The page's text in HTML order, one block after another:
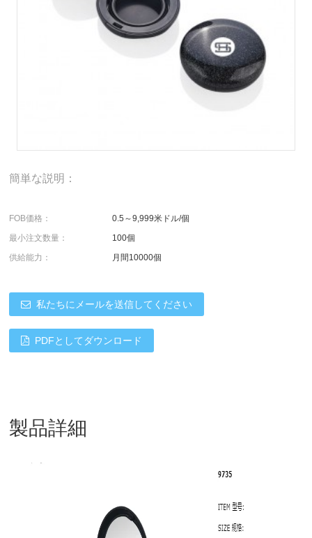
簡単な説明：
FOB価格：
0.5～9,999米ドル/個
最小注文数量：
100個
供給能力：
月間10000個
私たちにメールを送信してください
PDFとしてダウンロード
製品詳細